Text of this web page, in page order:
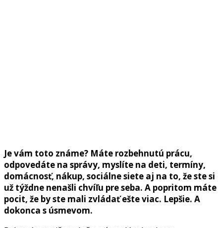
Je vám toto známe? Máte rozbehnutú prácu,
odpovedáte na správy, myslíte na deti, termíny,
domácnosť, nákup, sociálne siete aj na to, že ste si
už týždne nenašli chvíľu pre seba. A popritom máte
pocit, že by ste mali zvládať ešte viac. Lepšie. A
dokonca s úsmevom.